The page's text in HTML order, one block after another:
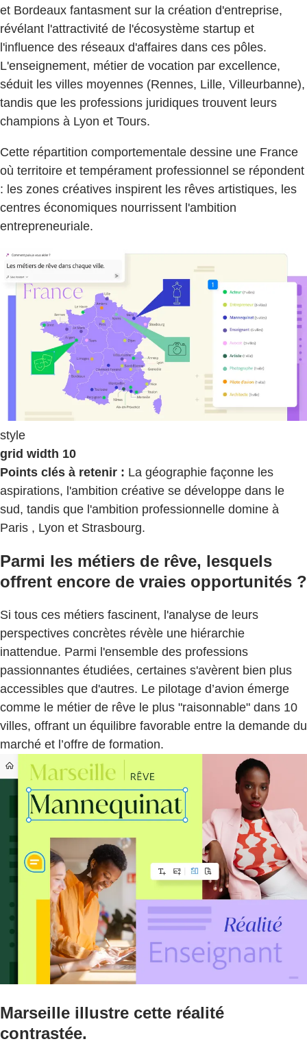
et Bordeaux fantasment sur la création d'entreprise,
révélant l'attractivité de l'écosystème startup et
l'influence des réseaux d'affaires dans ces pôles.
L'enseignement, métier de vocation par excellence,
séduit les villes moyennes (Rennes, Lille, Villeurbanne),
tandis que les professions juridiques trouvent leurs
champions à Lyon et Tours.
Cette répartition comportementale dessine une France
où territoire et tempérament professionnel se répondent
: les zones créatives inspirent les rêves artistiques, les
centres économiques nourrissent l'ambition
entrepreneuriale.
style
grid width 10
Points clés à retenir : La géographie façonne les
aspirations, l'ambition créative se développe dans le
sud, tandis que l'ambition professionnelle domine à
Paris , Lyon et Strasbourg.
Parmi les métiers de rêve, lesquels
offrent encore de vraies opportunités ?
Si tous ces métiers fascinent, l'analyse de leurs
perspectives concrètes révèle une hiérarchie
inattendue. Parmi l'ensemble des professions
passionnantes étudiées, certaines s'avèrent bien plus
accessibles que d'autres. Le pilotage d’avion émerge
comme le métier de rêve le plus "raisonnable" dans 10
villes, offrant un équilibre favorable entre la demande du
marché et l’offre de formation.
Marseille illustre cette réalité
contrastée.